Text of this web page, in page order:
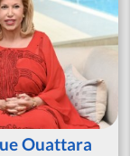
Ouattara